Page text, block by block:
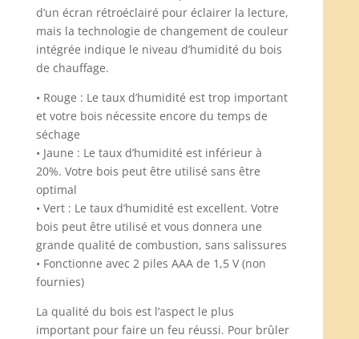
d’un écran rétroéclairé pour éclairer la lecture,
mais la technologie de changement de couleur
intégrée indique le niveau d’humidité du bois
de chauffage.
• Rouge : Le taux d’humidité est trop important
et votre bois nécessite encore du temps de
séchage
• Jaune : Le taux d’humidité est inférieur à
20%. Votre bois peut être utilisé sans être
optimal
• Vert : Le taux d’humidité est excellent. Votre
bois peut être utilisé et vous donnera une
grande qualité de combustion, sans salissures
• Fonctionne avec 2 piles AAA de 1,5 V (non
fournies)
La qualité du bois est l’aspect le plus
important pour faire un feu réussi. Pour brûler